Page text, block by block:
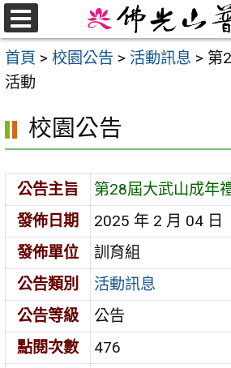
跳
至
主
要
首頁 > 校園公告 > 活動訊息 > 第
活動
校園公告
公告主旨
第28屆大武山成年
發佈日期
2025 年 2 月 04 日
發佈單位
訓育組
公告類別
活動訊息
公告等級
公告
點閱次數
476
選
單